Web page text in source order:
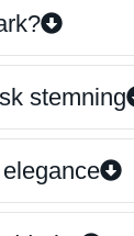
stemning